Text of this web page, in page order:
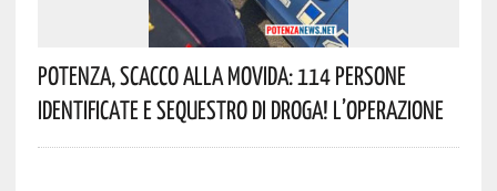
Potenza, Scacco Alla Movida: 114 Persone
Identificate E Sequestro Di Droga! L’operazione